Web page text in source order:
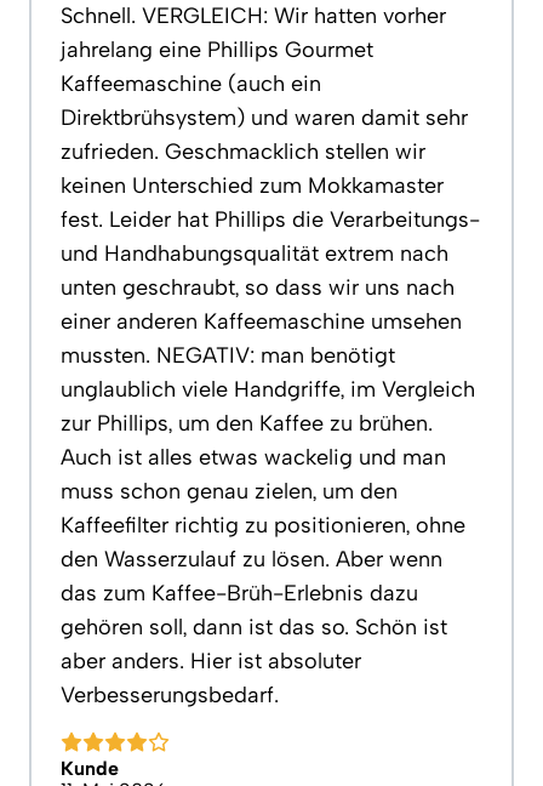
Schnell. VERGLEICH: Wir hatten vorher
jahrelang eine Phillips Gourmet
Kaffeemaschine (auch ein
Direktbrühsystem) und waren damit sehr
zufrieden. Geschmacklich stellen wir
keinen Unterschied zum Mokkamaster
fest. Leider hat Phillips die Verarbeitungs-
und Handhabungsqualität extrem nach
unten geschraubt, so dass wir uns nach
einer anderen Kaffeemaschine umsehen
mussten. NEGATIV: man benötigt
unglaublich viele Handgriffe, im Vergleich
zur Phillips, um den Kaffee zu brühen.
Auch ist alles etwas wackelig und man
muss schon genau zielen, um den
Kaffeefilter richtig zu positionieren, ohne
den Wasserzulauf zu lösen. Aber wenn
das zum Kaffee-Brüh-Erlebnis dazu
gehören soll, dann ist das so. Schön ist
aber anders. Hier ist absoluter
Verbesserungsbedarf.
Kunde